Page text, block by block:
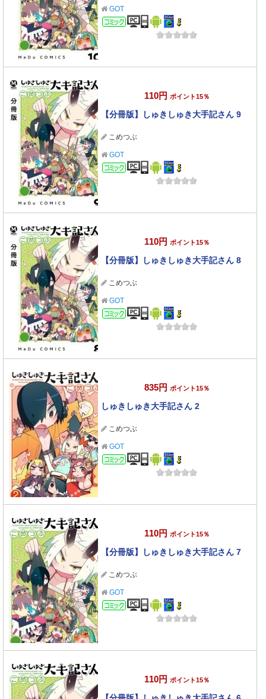
GOT
コミック
110円 ポイント15％
【分冊版】しゅきしゅき大手記さん 9
こめつぶ
GOT
コミック
110円 ポイント15％
【分冊版】しゅきしゅき大手記さん 8
こめつぶ
GOT
コミック
835円 ポイント15％
しゅきしゅき大手記さん 2
こめつぶ
GOT
コミック
110円 ポイント15％
【分冊版】しゅきしゅき大手記さん 7
こめつぶ
GOT
コミック
110円 ポイント15％